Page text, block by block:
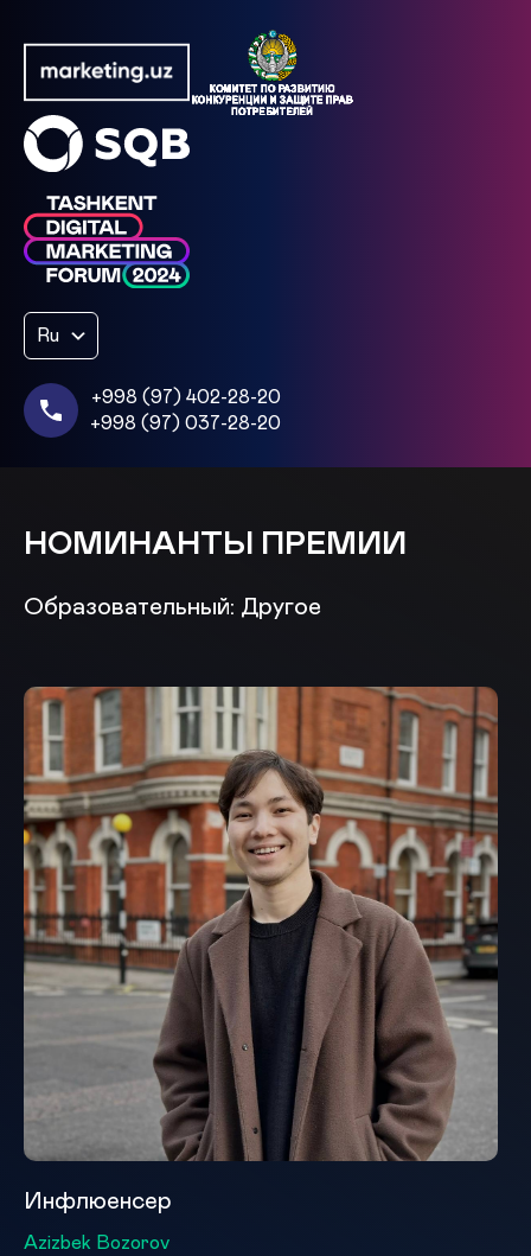
Ru
+998 (97) 402-28-20
+998 (97) 037-28-20
НОМИНАНТЫ ПРЕМИИ
Образовательный: Другое
Инфлюенсер
Azizbek Bozorov